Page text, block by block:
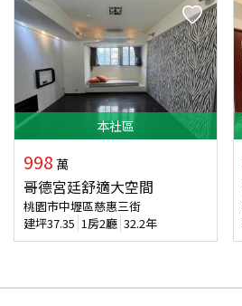
本社區
998 萬
哥德宮廷舒適大空間
桃園市中壢區慈惠三街
建坪37.35 1房2廳 32.2年